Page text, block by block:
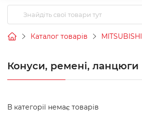
Каталог товарів MITSUBISHI
Конуси, ремені, ланцюги
В категорії немає товарів